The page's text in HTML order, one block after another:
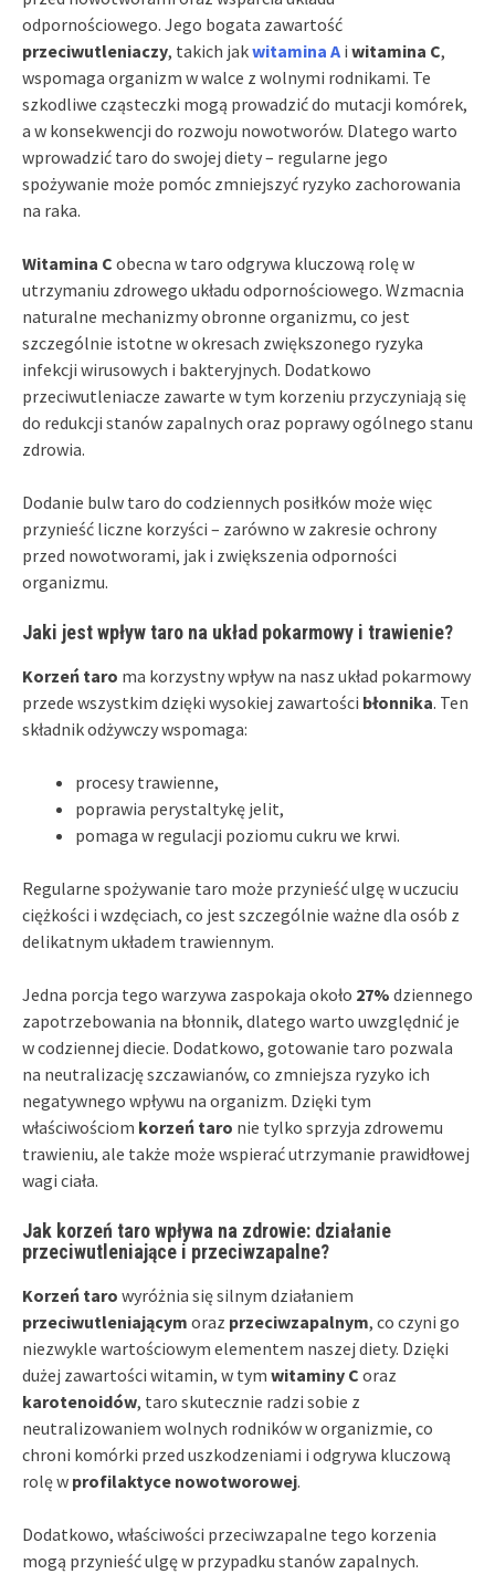
odpornościowego. Jego bogata zawartość
przeciwutleniaczy, takich jakwitamina A i witamina C,
wspomaga organizm w walce z wolnymi rodnikami. Te
szkodliwe cząsteczki mogą prowadzić do mutacji komórek,
a w konsekwencji do rozwoju nowotworów. Dlatego warto
wprowadzić taro do swojej diety – regularne jego
spożywanie może pomóc zmniejszyć ryzyko zachorowania
na raka.
Witamina C obecna w taro odgrywa kluczową rolę w
utrzymaniu zdrowego układu odpornościowego. Wzmacnia
naturalne mechanizmy obronne organizmu, co jest
szczególnie istotne w okresach zwiększonego ryzyka
infekcji wirusowych i bakteryjnych. Dodatkowo
przeciwutleniacze zawarte w tym korzeniu przyczyniają się
do redukcji stanów zapalnych oraz poprawy ogólnego stanu
zdrowia.
Dodanie bulw taro do codziennych posiłków może więc
przynieść liczne korzyści – zarówno w zakresie ochrony
przed nowotworami, jak i zwiększenia odporności
organizmu.
Jaki jest wpływ taro na układ pokarmowy i trawienie?
Korzeń taro ma korzystny wpływ na nasz układ pokarmowy
przede wszystkim dzięki wysokiej zawartości błonnika. Ten
składnik odżywczy wspomaga:
procesy trawienne,
poprawia perystaltykę jelit,
pomaga w regulacji poziomu cukru we krwi.
Regularne spożywanie taro może przynieść ulgę w uczuciu
ciężkości i wzdęciach, co jest szczególnie ważne dla osób z
delikatnym układem trawiennym.
Jedna porcja tego warzywa zaspokaja około 27% dziennego
zapotrzebowania na błonnik, dlatego warto uwzględnić je
w codziennej diecie. Dodatkowo, gotowanie taro pozwala
na neutralizację szczawianów, co zmniejsza ryzyko ich
negatywnego wpływu na organizm. Dzięki tym
właściwościom korzeń taro nie tylko sprzyja zdrowemu
trawieniu, ale także może wspierać utrzymanie prawidłowej
wagi ciała.
Jak korzeń taro wpływa na zdrowie: działanie
przeciwutleniające i przeciwzapalne?
Korzeń taro wyróżnia się silnym działaniem
przeciwutleniającym oraz przeciwzapalnym, co czyni go
niezwykle wartościowym elementem naszej diety. Dzięki
dużej zawartości witamin, w tym witaminy C oraz
karotenoidów, taro skutecznie radzi sobie z
neutralizowaniem wolnych rodników w organizmie, co
chroni komórki przed uszkodzeniami i odgrywa kluczową
rolę w profilaktyce nowotworowej.
Dodatkowo, właściwości przeciwzapalne tego korzenia
mogą przynieść ulgę w przypadku stanów zapalnych.